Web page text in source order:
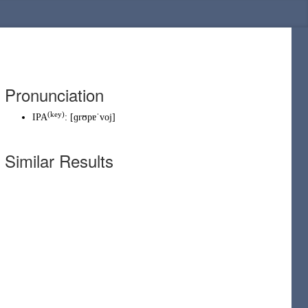
Pronunciation
IPA(key): [ɡrʊpɐˈvoj]
Similar Results